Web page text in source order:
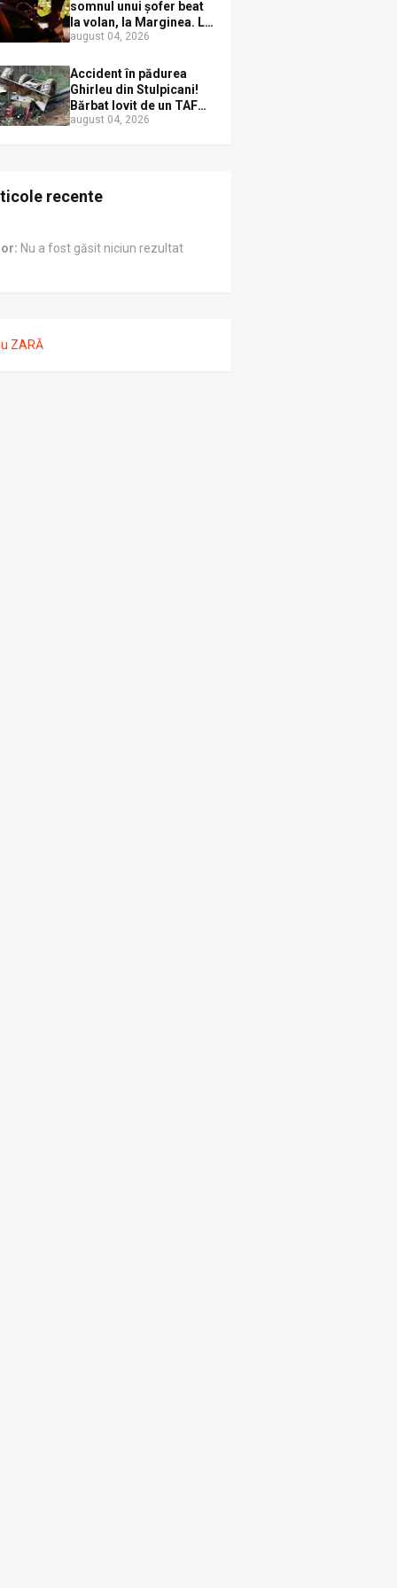
somnul unui șofer beat
la volan, la Marginea. L-
au trezit instant cu un
august 04, 2026
Accident în pădurea
Ghirleu din Stulpicani!
Bărbat lovit de un TAF
care a derapat lângă un
august 04, 2026
recente
Nu a fost găsit niciun rezultat
ZARĂ